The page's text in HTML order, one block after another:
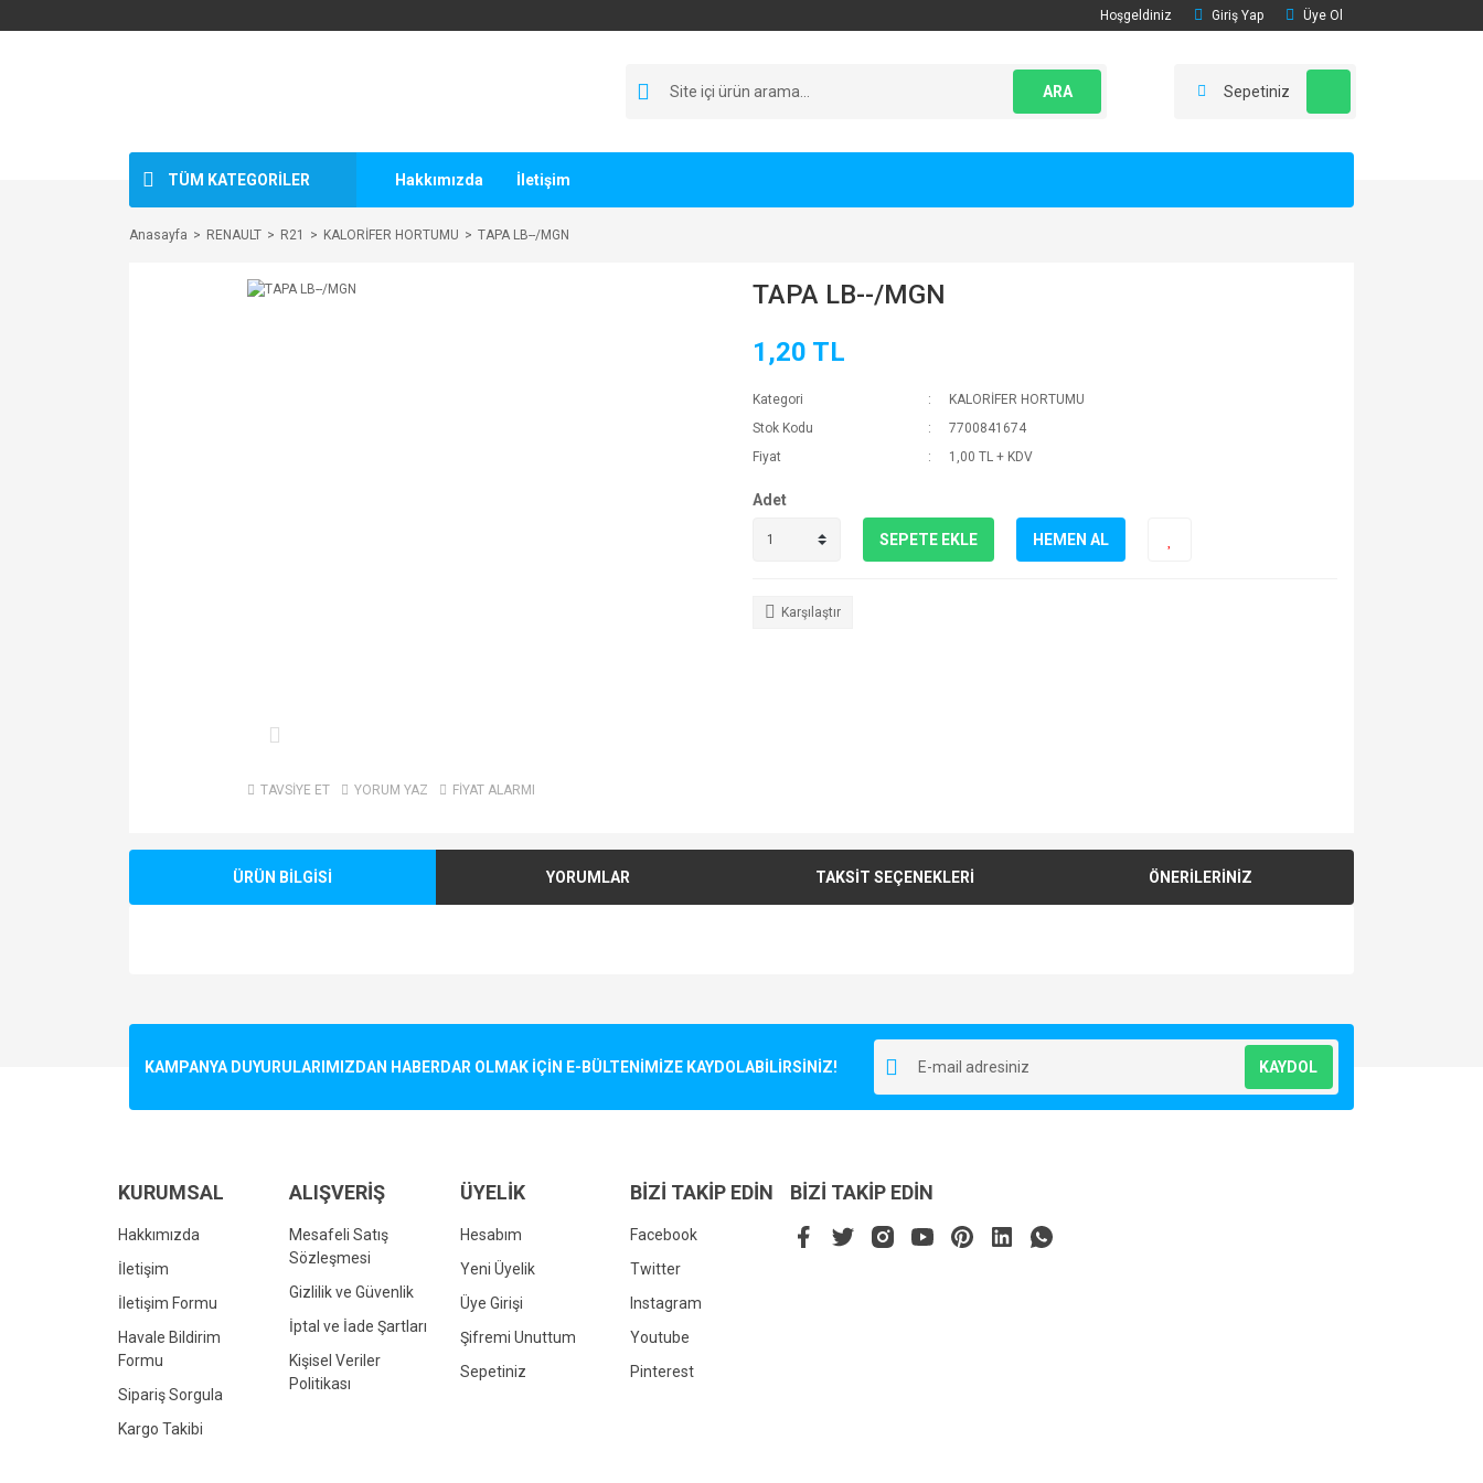
Hoşgeldiniz Giriş Yap Üye Ol
ARA Sepetiniz
TÜM KATEGORİLER Hakkımızda İletişim
Anasayfa RENAULT R21 KALORİFER HORTUMU TAPA LB--/MGN
TAVSİYE ET YORUM YAZ FİYAT ALARMI
TAPA LB--/MGN
1,20 TL
Kategori
KALORİFER HORTUMU
Stok Kodu
7700841674
Fiyat
1,00 TL + KDV
Adet
SEPETE EKLE HEMEN AL
Karşılaştır
ÜRÜN BİLGİSİ YORUMLAR TAKSİT SEÇENEKLERİ ÖNERİLERİNİZ
Ürün resmi kalitesiz, bozuk veya görüntülenemiyor.
Bu ürüne benzer farklı alternatifler olmalı.
KAMPANYA DUYURULARIMIZDAN HABERDAR OLMAK İÇİN E-BÜLTENİMİZE KAYDOLABİLİRSİNİZ! KAYDOL
KURUMSAL
Hakkımızda
İletişim
İletişim Formu
Havale Bildirim
Formu
Sipariş Sorgula
Kargo Takibi
ALIŞVERİŞ
Mesafeli Satış
Sözleşmesi
Gizlilik ve Güvenlik
İptal ve İade Şartları
Kişisel Veriler
Politikası
ÜYELİK
Hesabım
Yeni Üyelik
Üye Girişi
Şifremi Unuttum
Sepetiniz
BİZİ TAKİP EDİN
Facebook
Twitter
Instagram
Youtube
Pinterest
BİZİ TAKİP EDİN